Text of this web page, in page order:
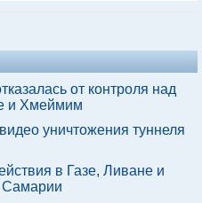
от контроля над
и Хмеймим
уничтожения туннеля
в Газе, Ливане и
Самарии